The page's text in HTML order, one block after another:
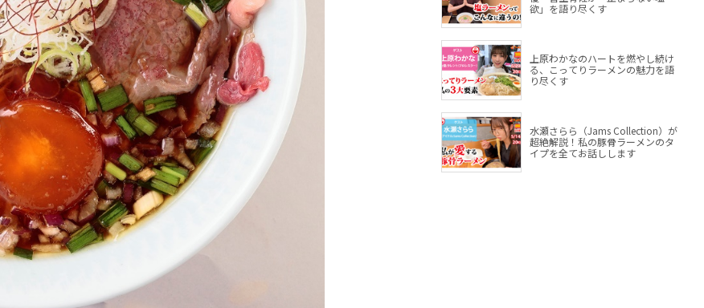
欲」を語り尽くす
上原わかなのハートを燃やし続け
る、こってりラーメンの魅力を語
り尽くす
水瀬さらら（Jams Collection）が
超絶解説！私の豚骨ラーメンのタ
イプを全てお話しします